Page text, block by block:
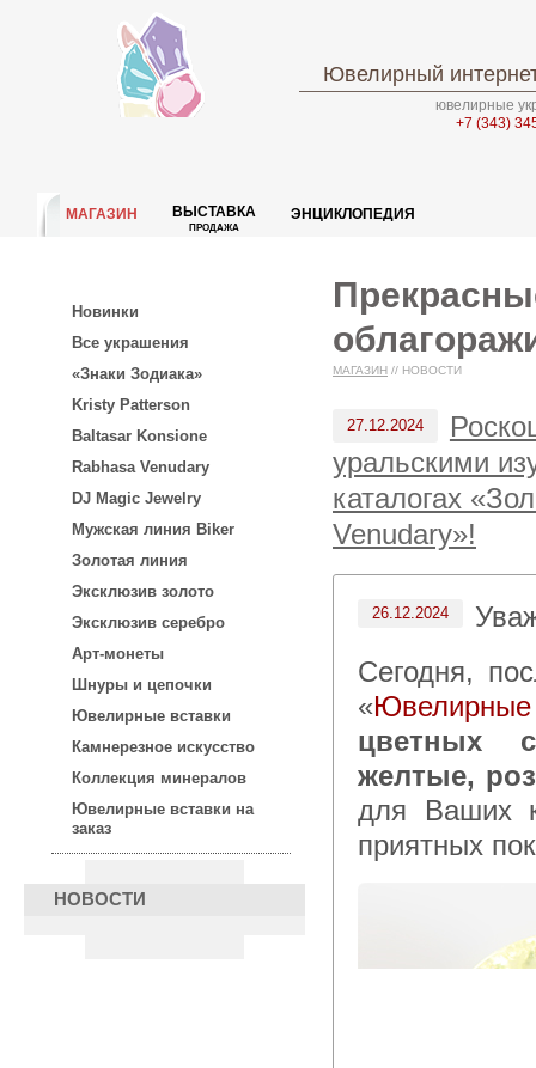
Ювелирный
ювелирные
+7 (343)
МАГАЗИН ВЫСТАВКА
ПРОДАЖА
ЭНЦИКЛОПЕДИЯ
Новинки
Все украшения
«Знаки Зодиака»
Kristy Patterson
Baltasar Konsione
Rabhasa Venudary
DJ Magic Jewelry
Мужская линия Biker
Золотая линия
Эксклюзив золото
Эксклюзив серебро
Арт-монеты
Шнуры и цепочки
Ювелирные вставки
Камнерезное искусство
Коллекция минералов
Ювелирные вставки на
заказ
НОВОСТИ
МАГАЗИН // НОВОСТИ
27.12.2024
уральскими
каталогах
Venudary»!
26.12.2024
Сегодня, после 15:00 по московскому времени в каталоге
«
цветных
желтые,
для Ваших
приятных